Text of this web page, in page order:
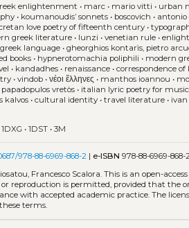
enlightenment • marc • mario vitti • urban
• koumanoudis’ sonnets • boscovich • antonio
love poetry of fifteenth century •
greek literature • lunzi •venetian rule •
language •gheorghios kontarìs, pietro
books • hypnerotomachia poliphili • modern
• kandadhes • renaissance •correspondence of
•vindob •νέοι ἕλληνες • manthos ioannou •
vretòs • italian lyric poetry for
kalvos •cultural identity •travel literature •
1DXG •1DST •3M
978-88-6969-868-2 | e-ISBN 978-88-6969-
Francesco Scalora.This is an open-
or reproduction is permitted, provided that
with accepted academic practice. The
terms.